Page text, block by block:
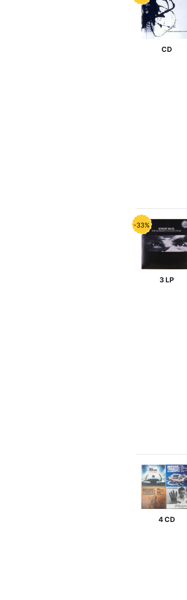
CD
-33%
3 LP
4 CD